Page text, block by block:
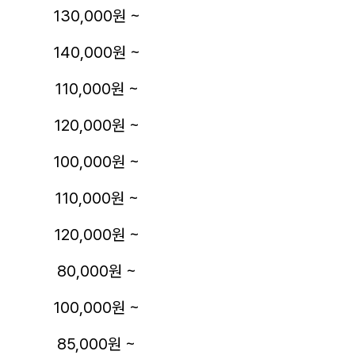
130,000원 ~
140,000원 ~
110,000원 ~
120,000원 ~
100,000원 ~
110,000원 ~
120,000원 ~
80,000원 ~
100,000원 ~
85,000원 ~